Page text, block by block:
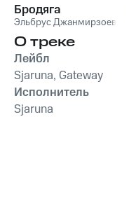
Бродяга
Эльбрус Джанмирзоев
О треке
Лейбл
Sjaruna, Gateway
Исполнитель
Sjaruna